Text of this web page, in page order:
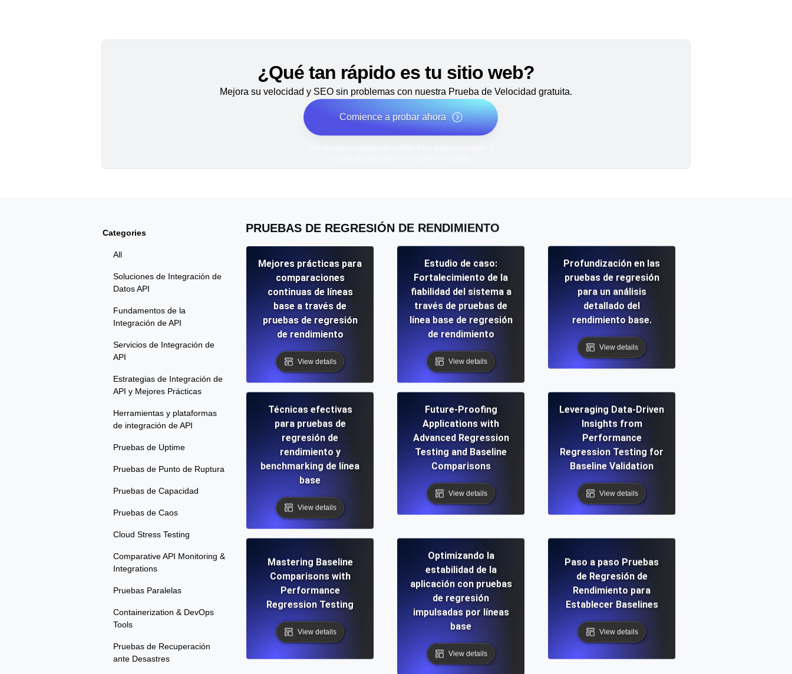
¿Qué tan rápido es tu sitio web?
Mejora su velocidad y SEO sin problemas con nuestra Prueba de Velocidad gratuita.
Comience a probar ahora
Categories
All
Soluciones de Integración de
Datos API
Fundamentos de la
Integración de API
Servicios de Integración de
API
Estrategias de Integración de
API y Mejores Prácticas
Herramientas y plataformas
de integración de API
Pruebas de Uptime
Pruebas de Punto de Ruptura
Pruebas de Capacidad
Pruebas de Caos
Cloud Stress Testing
Comparative API Monitoring &
Integrations
Pruebas Paralelas
Containerization & DevOps
Tools
Pruebas de Recuperación
ante Desastres
PRUEBAS DE REGRESIÓN DE RENDIMIENTO
Mejores prácticas para
comparaciones
continuas de líneas
base a través de
pruebas de regresión
de rendimiento
View details
Estudio de caso:
Fortalecimiento de la
fiabilidad del sistema a
través de pruebas de
línea base de regresión
de rendimiento
View details
Profundización en las
pruebas de regresión
para un análisis
detallado del
rendimiento base.
View details
Técnicas efectivas
para pruebas de
regresión de
rendimiento y
benchmarking de línea
base
View details
Future-Proofing
Applications with
Advanced Regression
Testing and Baseline
Comparisons
View details
Leveraging Data-Driven
Insights from
Performance
Regression Testing for
Baseline Validation
View details
Mastering Baseline
Comparisons with
Performance
Regression Testing
View details
Optimizando la
estabilidad de la
aplicación con pruebas
de regresión
impulsadas por líneas
base
View details
Paso a paso Pruebas
de Regresión de
Rendimiento para
Establecer Baselines
View details